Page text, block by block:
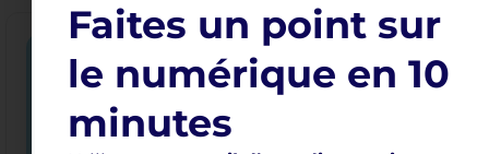
OCT
22
Je sécurise mon identité
numérique sur internet
Faites un point sur
le numérique en 10
minutes